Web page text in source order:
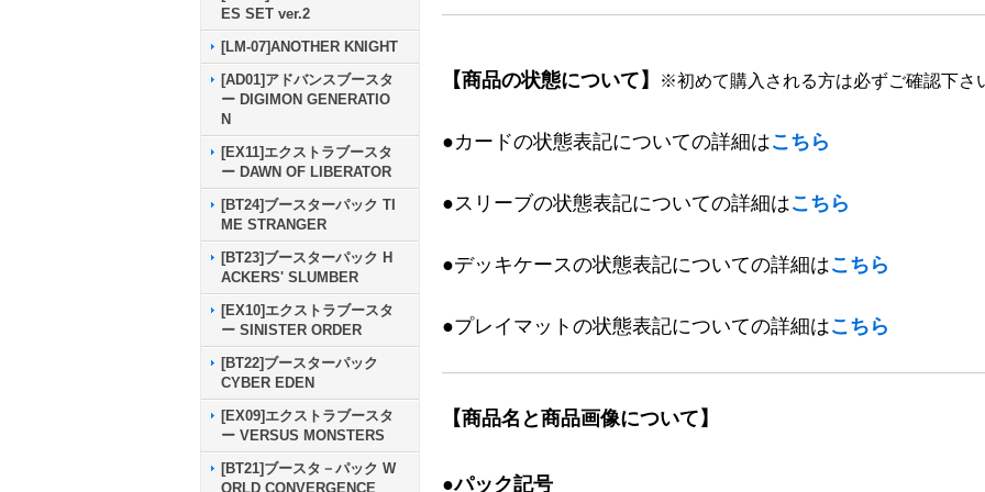
ES SET ver.2
[LM-07]ANOTHER KNIGHT
[AD01]アドバンスブースタ
ー DIGIMON GENERATIO
N
[EX11]エクストラブースタ
ー DAWN OF LIBERATOR
[BT24]ブースターパック TI
ME STRANGER
[BT23]ブースターパック H
ACKERS' SLUMBER
[EX10]エクストラブースタ
ー SINISTER ORDER
[BT22]ブースターパック
CYBER EDEN
[EX09]エクストラブースタ
ー VERSUS MONSTERS
[BT21]ブースタ－パック W
ORLD CONVERGENCE
【商品の状態について】 ※初めて購入される方は必ずご確認下さ
●カードの状態表記についての詳細はこちら
●スリーブの状態表記についての詳細はこちら
●デッキケースの状態表記についての詳細はこちら
●プレイマットの状態表記についての詳細はこちら
【商品名と商品画像について】
●パック記号